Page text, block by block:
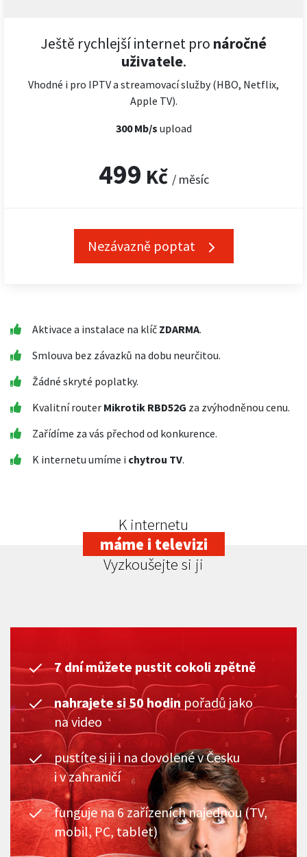
Ještě rychlejší internet pro náročné
uživatele.
Vhodné i pro IPTV a streamovací služby (HBO, Netflix,
Apple TV).
300 Mb/s upload
499 Kč / měsíc
Nezávazně poptat
Aktivace a instalace na klíč ZDARMA.
Smlouva bez závazků na dobu neurčitou.
Žádné skryté poplatky.
Kvalitní router Mikrotik RBD52G za zvýhodněnou cenu.
Zařídíme za vás přechod od konkurence.
K internetu umíme i chytrou TV.
K internetu
máme i televizi
Vyzkoušejte si ji
7 dní můžete pustit cokoli zpětně
nahrajete si 50 hodin pořadů jako
na video
pustíte si ji i na dovolené v Česku
i v zahraničí
funguje na 6 zařízeních najednou (TV,
mobil, PC, tablet)